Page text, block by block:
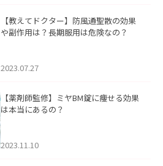
【教えてドクター】防風通聖散の効果
や副作用は？長期服用は危険なの？
2023.07.27
【薬剤師監修】ミヤBM錠に痩せる効果
は本当にあるの？
2023.11.10